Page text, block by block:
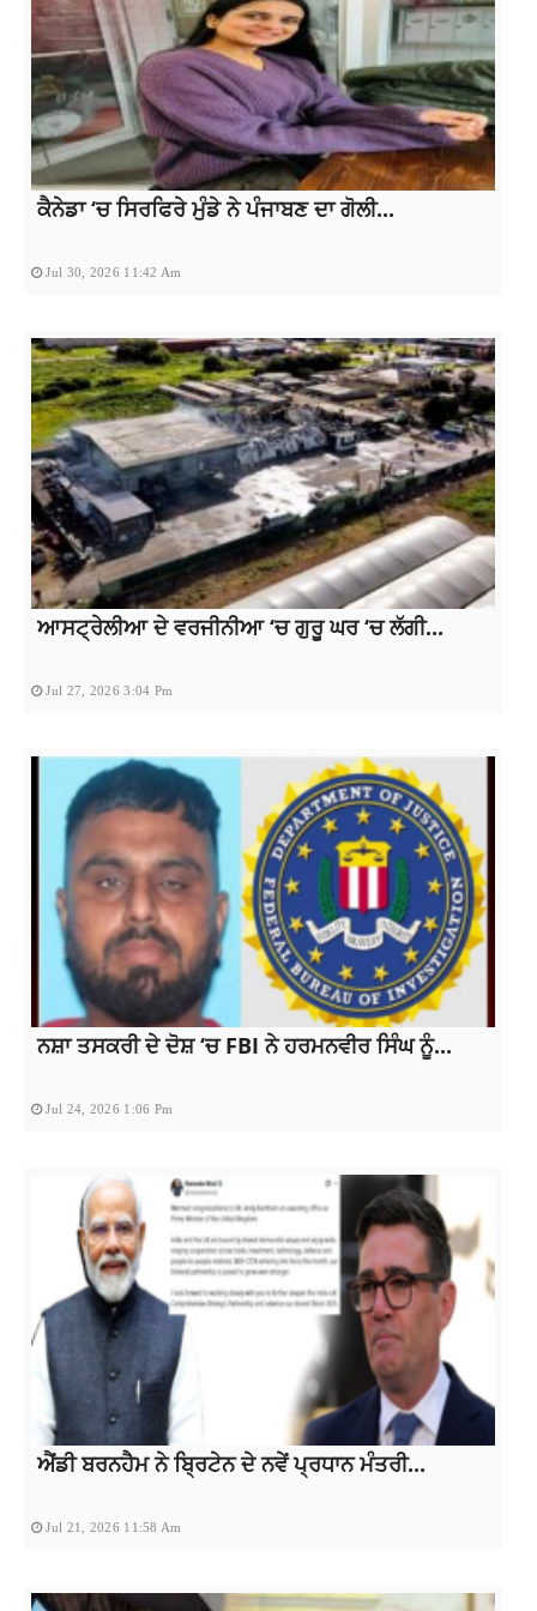
ਕੈਨੇਡਾ ‘ਚ ਸਿਰਫਿਰੇ ਮੁੰਡੇ ਨੇ ਪੰਜਾਬਣ ਦਾ ਗੋਲੀ...
Jul 30, 2026 11:42 Am
ਆਸਟ੍ਰੇਲੀਆ ਦੇ ਵਰਜੀਨੀਆ ‘ਚ ਗੁਰੂ ਘਰ ‘ਚ ਲੱਗੀ...
Jul 27, 2026 3:04 Pm
ਨਸ਼ਾ ਤਸਕਰੀ ਦੇ ਦੋਸ਼ ‘ਚ FBI ਨੇ ਹਰਮਨਵੀਰ ਸਿੰਘ ਨੂੰ...
Jul 24, 2026 1:06 Pm
ਐਂਡੀ ਬਰਨਹੈਮ ਨੇ ਬ੍ਰਿਟੇਨ ਦੇ ਨਵੇਂ ਪ੍ਰਧਾਨ ਮੰਤਰੀ...
Jul 21, 2026 11:58 Am